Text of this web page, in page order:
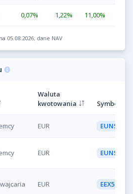
0,07% 1,22% 11,00%
05.08.2026; dane NAV
Waluta
kwotowania
Symbol
EUR EUNS
EUR EUNS
EUR EEX5